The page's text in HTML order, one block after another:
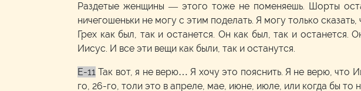
Раздетые женщины — этого тоже не поменяешь. Шорты
ничегошеньки не могу с этим поделать. Я могу только
Грех как был, так и останется. Он как был, так и
Иисус. И все эти вещи как были, так и останутся.
E-11 Так вот, я не верю… Я хочу это пояснить. Я не верю, что
го, 26-го, толи это в апреле, мае, июне, июле, или когда бы